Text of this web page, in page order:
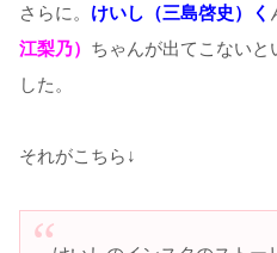
さらに。 けいし（三島啓史）く
江梨乃） ちゃんが出てこないと
した。
それがこちら↓